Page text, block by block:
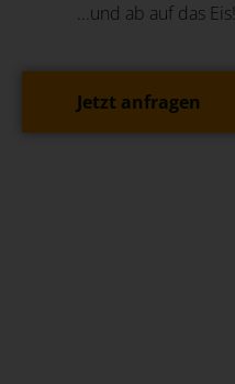
...und ab auf das Eis!
Jetzt anfragen